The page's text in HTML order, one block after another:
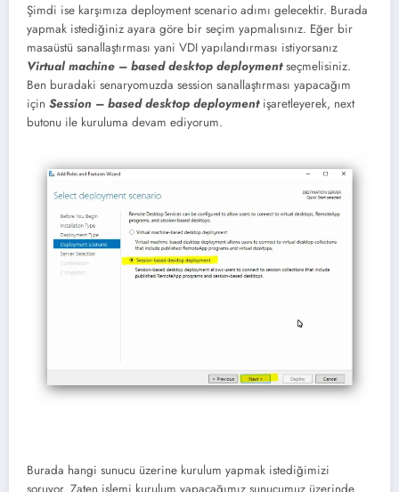
Şimdi ise karşımıza deployment scenario adımı gelecektir. Burada
yapmak istediğiniz ayara göre bir seçim yapmalısınız. Eğer bir
masaüstü sanallaştırması yani VDI yapılandırması istiyorsanız
Virtual machine – based desktop deploymentseçmelisiniz.
Ben buradaki senaryomuzda session sanallaştırması yapacağım
için Session – based desktop deploymentişaretleyerek, next
butonu ile kuruluma devam ediyorum.
Burada hangi sunucu üzerine kurulum yapmak istediğimizi